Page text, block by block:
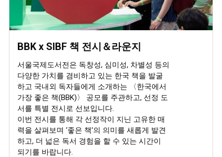
BBK x SIBF 책 전시＆라운지
서울국제도서전은 독창성, 심미성, 차별성 등의
다양한 가치를 겸비하고 있는 한국 책을 발굴
하고 국내외 독자들에게 소개하는 〈한국에서
가장 좋은 책(BBK)〉 공모를 주관하고, 선정 도
서를 특별 전시로 선보입니다.
이번 전시를 통해 각 선정작이 지닌 고유한 매
력을 살펴보며 ‘좋은 책’의 의미를 새롭게 발견
하고, 더 넓은 독서 경험을 할 수 있는 시간이
되기를 바랍니다.